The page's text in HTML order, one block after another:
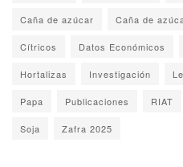
Caña de azúcar Caña de
Cítricos Datos Económicos
Hortalizas Investigación
Papa Publicaciones RIAT
Soja Zafra 2025